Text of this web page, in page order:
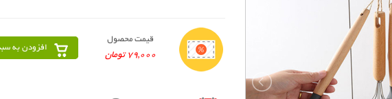
قیمت محصول
79,000 تومان
افزودن به